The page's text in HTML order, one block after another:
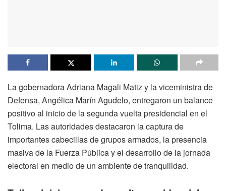
La gobernadora Adriana Magali Matiz y la viceministra de
Defensa, Angélica Marín Agudelo, entregaron un balance
positivo al inicio de la segunda vuelta presidencial en el
Tolima. Las autoridades destacaron la captura de
importantes cabecillas de grupos armados, la presencia
masiva de la Fuerza Pública y el desarrollo de la jornada
electoral en medio de un ambiente de tranquilidad.